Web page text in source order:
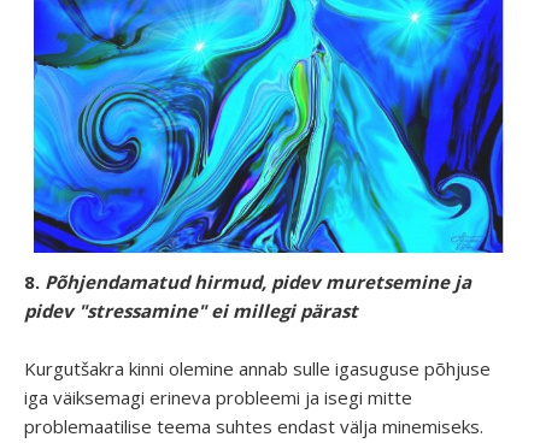
8. Põhjendamatud hirmud, pidev muretsemine ja
pidev "stressamine" ei millegi pärast
Kurgutšakra kinni olemine annab sulle igasuguse põhjuse
iga väiksemagi erineva probleemi ja isegi mitte
problemaatilise teema suhtes endast välja minemiseks.